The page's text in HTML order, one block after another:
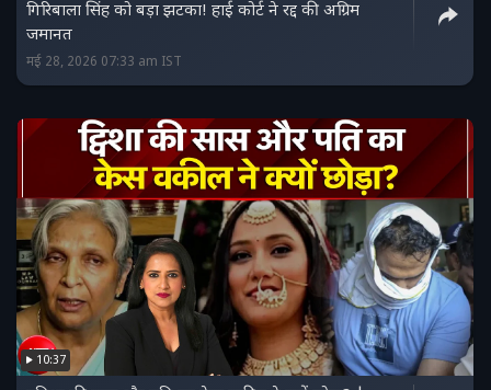
गिरिबाला सिंह को बड़ा झटका! हाई कोर्ट ने रद्द की अग्रिम
जमानत
मई 28, 2026 07:33 am IST
10:37